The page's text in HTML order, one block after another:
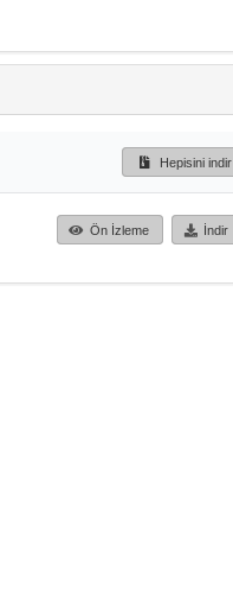
Hepisini indir
Ön İzleme İndir